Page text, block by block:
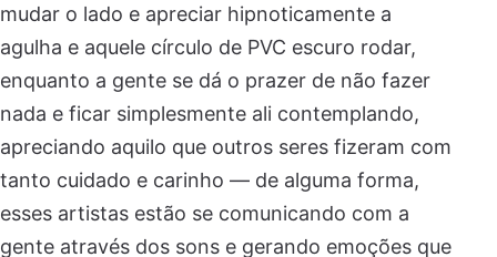
mudar o lado e apreciar hipnoticamente a
agulha e aquele círculo de PVC escuro rodar,
enquanto a gente se dá o prazer de não fazer
nada e ficar simplesmente ali contemplando,
apreciando aquilo que outros seres fizeram com
tanto cuidado e carinho — de alguma forma,
esses artistas estão se comunicando com a
gente através dos sons e gerando emoções que